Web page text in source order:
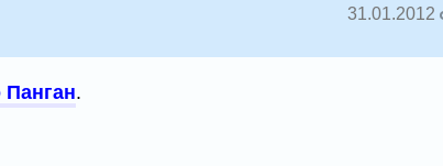
31.01.2012
Панган.